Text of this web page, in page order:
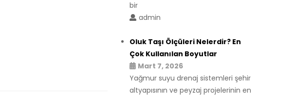
bir
admin
Oluk Taşı Ölçüleri Nelerdir? En
Çok Kullanılan Boyutlar
Mart 7, 2026
Yağmur suyu drenaj sistemleri şehir
altyapısının ve peyzaj projelerinin en